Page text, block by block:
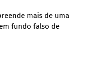
mais de uma
fundo falso de